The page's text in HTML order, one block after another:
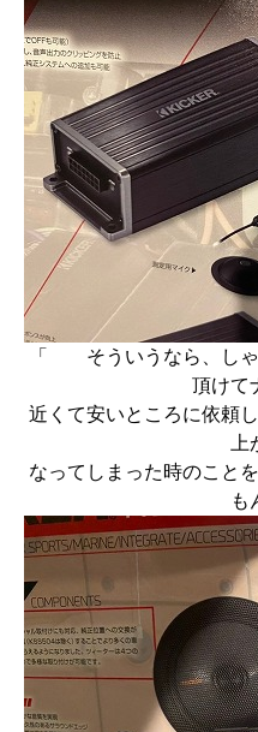
「 そういうなら、し
頂けて
近くて安いところに依頼
なってしまった時のこと
も